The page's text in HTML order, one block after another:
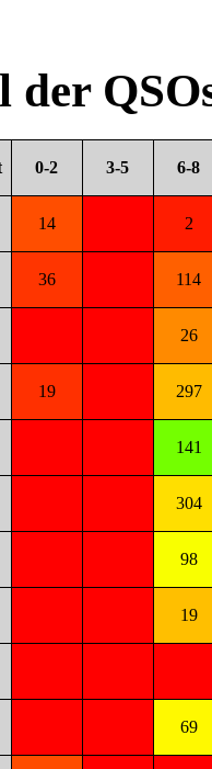
der
0-2 3-5 6-8
14 2
36 114
26
19 297
141
304
98
19
69